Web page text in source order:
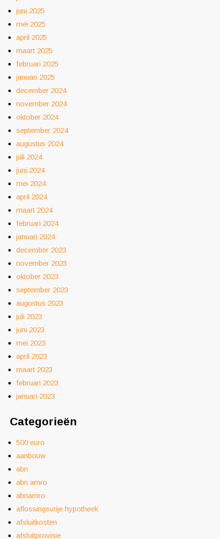
juni 2025
mei 2025
april 2025
maart 2025
februari 2025
januari 2025
december 2024
november 2024
oktober 2024
september 2024
augustus 2024
juli 2024
juni 2024
mei 2024
april 2024
maart 2024
februari 2024
januari 2024
december 2023
november 2023
oktober 2023
september 2023
augustus 2023
juli 2023
juni 2023
mei 2023
april 2023
maart 2023
februari 2023
januari 2023
Categorieën
500 euro
aanbouw
abn
abn amro
abnamro
aflossingsvrije hypotheek
afsluitkosten
afsluitprovisie